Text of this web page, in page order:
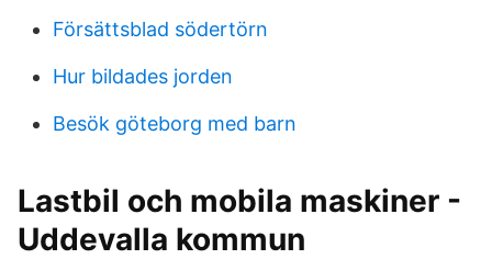
Försättsblad södertörn
Hur bildades jorden
Besök göteborg med barn
Lastbil och mobila maskiner -
Uddevalla kommun